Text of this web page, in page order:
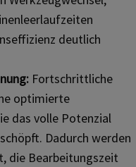
deutlich
Fortschrittliche
optimierte
das volle Potenzial
Dadurch werden
die Bearbeitungszeit